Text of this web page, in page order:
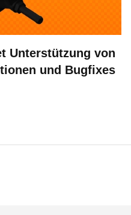
Unterstützung von
und Bugfixes